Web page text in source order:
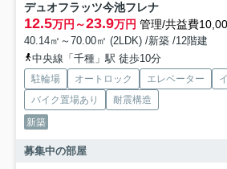
デュオフラッツ今池フレナ
12.5万円～23.9万円 管理/共益費
40.14㎡～70.00㎡ (2LDK) /新築 /12階建
中央線「千種」駅 徒歩10分
駐輪場 オートロック エレベーター
バイク置場あり
耐震構造
新築
募集中の部屋